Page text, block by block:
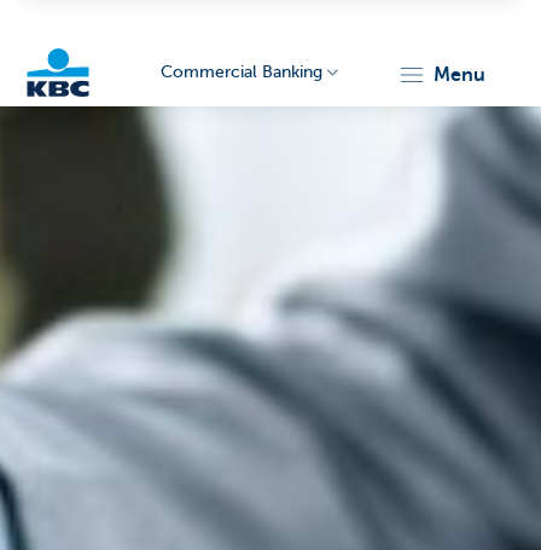
Corporate
Commercial Banking menu